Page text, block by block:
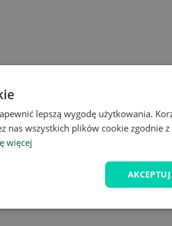
lepszą wygodę użytkowania.
nas wszystkich plików cookie zgodnie
więcej